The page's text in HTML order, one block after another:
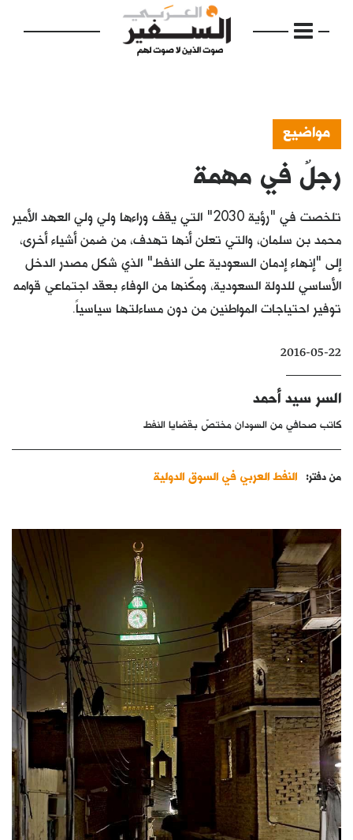
الرئيسية
إفتتاحية
فكرة
دفاتر
كتّابنا
الأرشيف
مواضيع
رجلٌ في مهمة
تلخصت في "رؤية 2030" التي يقف وراءها ولي ولي العهد الأمير
محمد بن سلمان، والتي تعلن أنها تهدف، من ضمن أشياء أخرى،
إلى "إنهاء إدمان السعودية على النفط" الذي شكل مصدر الدخل
الأساسي للدولة السعودية، ومكّنها من الوفاء بعقد اجتماعي قوامه
توفير احتياجات المواطنين من دون مساءلتها سياسياً.
2016-05-22
السر سيد أحمد
كاتب صحافي من السودان مختصّ بقضايا النفط
من دفتر: النفط العربي في السوق الدولية